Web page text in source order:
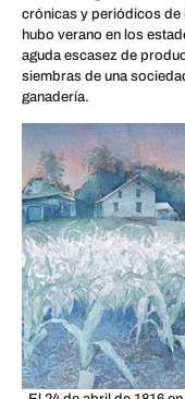
crónicas y periódicos de
hubo verano en los
aguda escasez de
siembras de una
ganadería.